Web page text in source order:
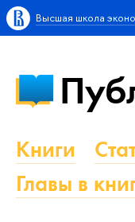
Высшая школа
Книги
Главы в